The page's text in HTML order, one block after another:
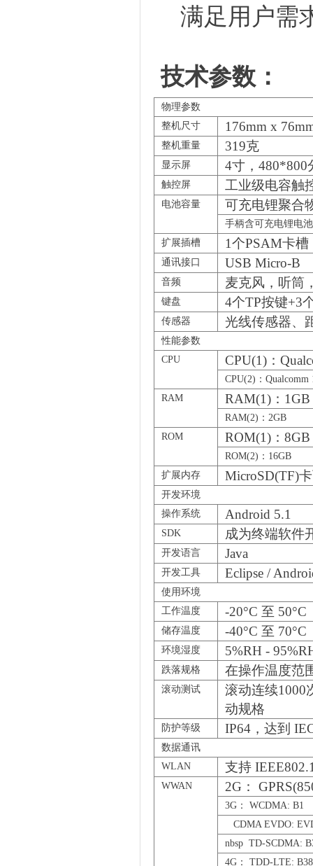
满足用户需
技术参数：
物理参数
整机尺寸
176mm x
整机重量 319克
显示屏 4寸，480*800
触控屏 工业级电容触
电池容量 可充电锂聚合
手柄含可充电锂电
扩展插槽
1个PSAM卡槽
通讯接口 USB Micro-B
音频 麦克风，听筒
键盘 4个TP按键+3
传感器 光线传感器、
性能参数
CPU
CPU(1) ：
CPU(2) ：
RAM
RAM(1) ：1GB
RAM(2) ：2GB
ROM
ROM(1) ：8GB
ROM(2) ：16GB
扩展内存
MicroSD(TF)
开发环境
操作系统
Android 5.1
SDK 成为终端软件
开发语言 Java
开发工具 Eclipse /
使用环境
工作温度
-20°C 至 50°C
储存温度 -40°C 至 70°C
环境湿度 5%RH -
跌落规格 在操作温度范
滚动测试 滚动连续1000
动规格
防护等级 IP64 ，达到
数据通讯
WLAN
支持
WWAN 2G ：
3G ： WCDMA: B1
CDMA EVDO:
nbsp TD-SCDMA:
4G ： TDD-LTE: